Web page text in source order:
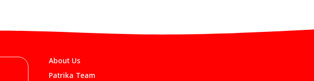
About Us
Patrika Team